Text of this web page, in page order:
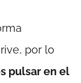
por lo
pulsar en el